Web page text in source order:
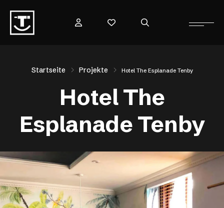
Startseite Projekte Hotel The Esplanade Tenby
Hotel The
Esplanade Tenby